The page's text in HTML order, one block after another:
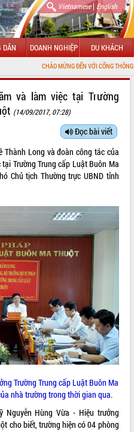
Vietnamese| English
DÂN DOANH NGHIỆP DU KHÁCH
CHÀO MỪNG ĐẾN VỚI CỔNG THÔNG TIN ĐIỆN
và làm việc tại Trường
(14/09/2017, 07:28)
Đọc bài viết
Thành Long và đoàn công tác của
Trường Trung cấp Luật Buôn Ma
Chủ tịch Thường trực UBND tỉnh
Trường Trung cấp Luật Buôn Ma
nhà trường trong thời gian qua.
Nguyễn Hùng Vừa - Hiệu trưởng
cho biết, trường hiện có 04 phòng